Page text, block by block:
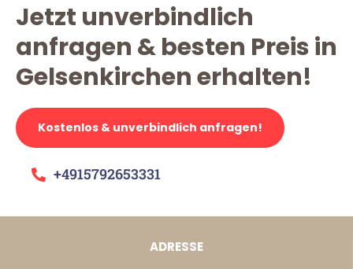
Jetzt unverbindlich
anfragen & besten Preis in
Gelsenkirchen erhalten!
Kostenlos & unverbindlich anfragen!
+4915792653331
ADRESSE